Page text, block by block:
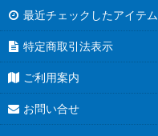
●ウエディング●
★クリスマス特集★
最近チェックしたアイテム
特定商取引法表示
ご利用案内
お問い合せ